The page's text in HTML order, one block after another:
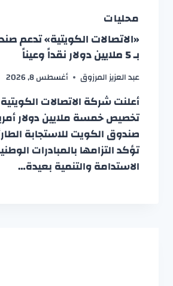
محليات
«الاتصالات الكويتية» تدعم
بـ 5 ملايين دولار نقداً وعيناً
عبد العزيز المرزوق أغسطس 8, 2026
تخصيص خمسة ملايين دولار
صندوق الكويت للاستجابة
تؤكد التزامها بالمبادرات
الاستدامة والتنمية بعيدة…